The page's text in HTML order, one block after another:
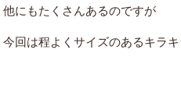
他にもたくさんあるのですが
今回は程よくサイズのあるキラ